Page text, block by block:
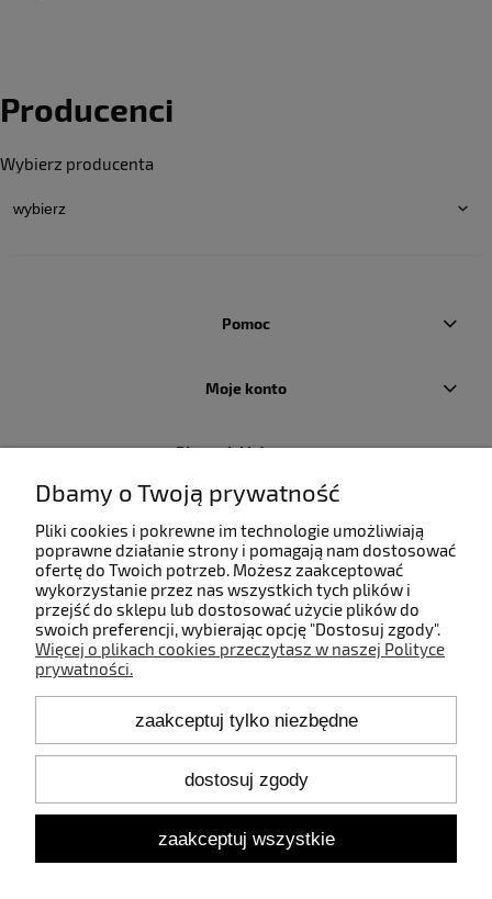
Producenci
Wybierz producenta
Pomoc
Moje konto
Płatności i dostawa
O nas
Kontakt
+48 660 808 853
Pon.-Pt. 9:00-17:00
Sob. 10:00-12:00
shop@idealbodylight.com.pl
Oświetlenie wewnętrzne i zewnętrzne - IBL | Wałbrzyska 11/184,
Dbamy o Twoją prywatność
Pliki cookies i pokrewne im technologie umożliwiają
poprawne działanie strony i pomagają nam dostosować
ofertę do Twoich potrzeb. Możesz zaakceptować
wykorzystanie przez nas wszystkich tych plików i
przejść do sklepu lub dostosować użycie plików do
swoich preferencji, wybierając opcję "Dostosuj zgody".
Więcej o plikach cookies przeczytasz w naszej Polityce
prywatności.
zaakceptuj tylko niezbędne
dostosuj zgody
zaakceptuj wszystkie